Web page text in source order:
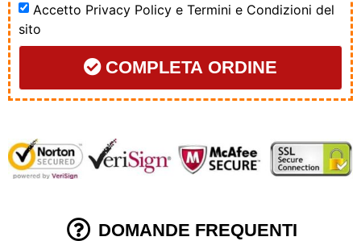
Accetto Privacy Policy e Termini e Condizioni del
sito
COMPLETA ORDINE
DOMANDE FREQUENTI